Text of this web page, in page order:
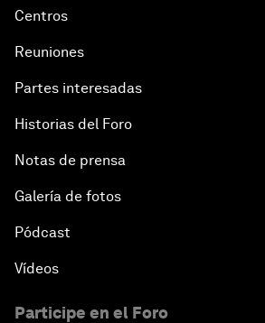
Centros
Reuniones
Partes interesadas
Historias del Foro
Notas de prensa
Galería de fotos
Pódcast
Vídeos
Participe en el Foro